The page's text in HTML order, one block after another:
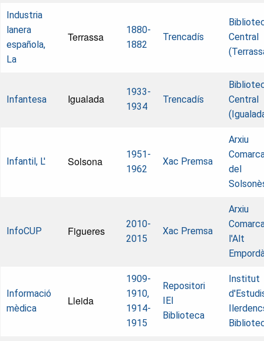
Industria
lanera
española,
La
Terrassa
1880-
1882
Trencadís
Central
Infantesa Igualada
1933-
1934
Trencadís
Central
Infantil, L' Solsona
1951-
1962
Xac Premsa
Arxiu
del
InfoCUP Figueres
2010-
2015
Xac Premsa
Arxiu
l'Alt
Informació
mèdica
Lleida
1909-
1910,
1914-
1915
Repositori
IEI
Biblioteca
Institut